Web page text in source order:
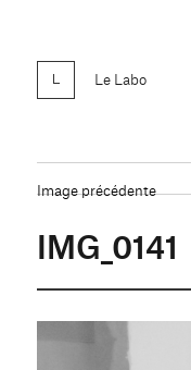
Le Labo
Image précédente
IMG_0141